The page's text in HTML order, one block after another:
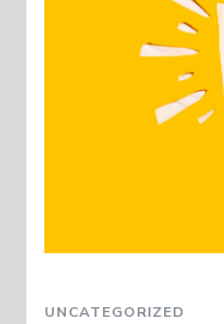
UNCATEGORIZED